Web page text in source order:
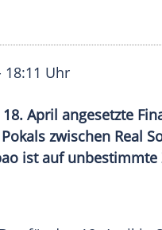
18:11 Uhr
April angesetzte
zwischen Real
ist auf unbestimmte